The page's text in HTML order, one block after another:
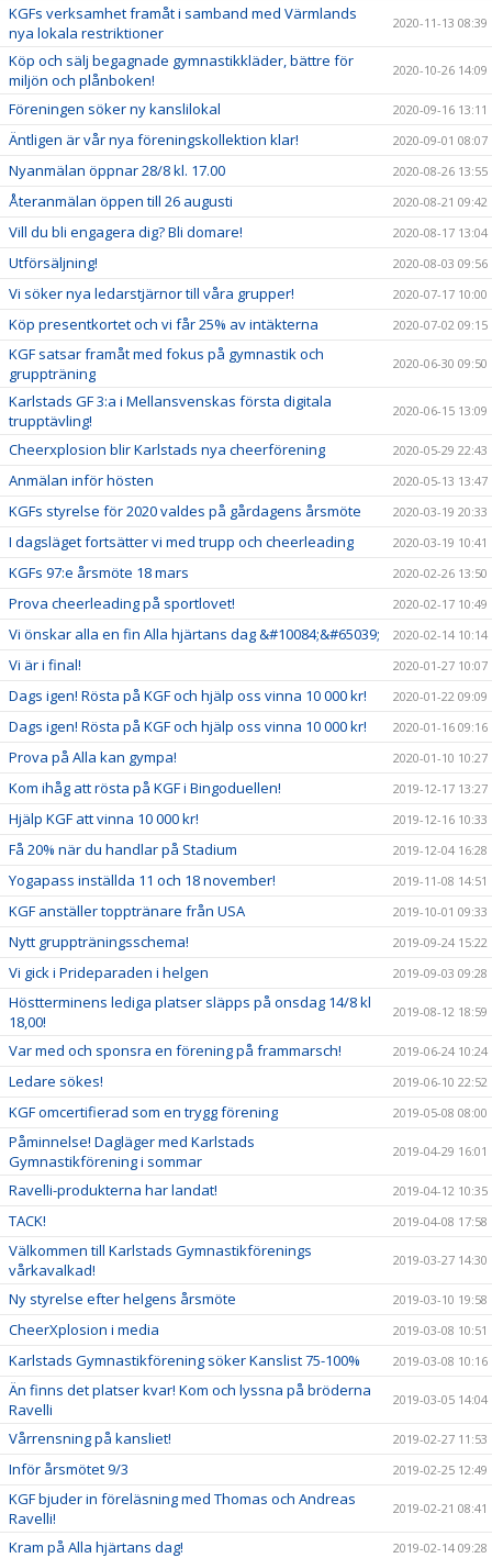
KGFs verksamhet framåt i samband med Värmlands
nya lokala restriktioner
2020-11-13 08:39
Köp och sälj begagnade gymnastikkläder, bättre för
miljön och plånboken!
2020-10-26 14:09
Föreningen söker ny kanslilokal 2020-09-16 13:11
Äntligen är vår nya föreningskollektion klar! 2020-09-01 08:07
Nyanmälan öppnar 28/8 kl. 17.00 2020-08-26 13:55
Återanmälan öppen till 26 augusti 2020-08-21 09:42
Vill du bli engagera dig? Bli domare! 2020-08-17 13:04
Utförsäljning! 2020-08-03 09:56
Vi söker nya ledarstjärnor till våra grupper! 2020-07-17 10:00
Köp presentkortet och vi får 25% av intäkterna 2020-07-02 09:15
KGF satsar framåt med fokus på gymnastik och
gruppträning
2020-06-30 09:50
Karlstads GF 3:a i Mellansvenskas första digitala
trupptävling!
2020-06-15 13:09
Cheerxplosion blir Karlstads nya cheerförening 2020-05-29 22:43
Anmälan inför hösten 2020-05-13 13:47
KGFs styrelse för 2020 valdes på gårdagens årsmöte 2020-03-19 20:33
I dagsläget fortsätter vi med trupp och cheerleading 2020-03-19 10:41
KGFs 97:e årsmöte 18 mars 2020-02-26 13:50
Prova cheerleading på sportlovet! 2020-02-17 10:49
Vi önskar alla en fin Alla hjärtans dag &#10084;&#65039; 2020-02-14 10:14
Vi är i final! 2020-01-27 10:07
Dags igen! Rösta på KGF och hjälp oss vinna 10 000 kr! 2020-01-22 09:09
Dags igen! Rösta på KGF och hjälp oss vinna 10 000 kr! 2020-01-16 09:16
Prova på Alla kan gympa! 2020-01-10 10:27
Kom ihåg att rösta på KGF i Bingoduellen! 2019-12-17 13:27
Hjälp KGF att vinna 10 000 kr! 2019-12-16 10:33
Få 20% när du handlar på Stadium 2019-12-04 16:28
Yogapass inställda 11 och 18 november! 2019-11-08 14:51
KGF anställer topptränare från USA 2019-10-01 09:33
Nytt gruppträningsschema! 2019-09-24 15:22
Vi gick i Prideparaden i helgen 2019-09-03 09:28
Höstterminens lediga platser släpps på onsdag 14/8 kl
18,00!
2019-08-12 18:59
Var med och sponsra en förening på frammarsch! 2019-06-24 10:24
Ledare sökes! 2019-06-10 22:52
KGF omcertifierad som en trygg förening 2019-05-08 08:00
Påminnelse! Dagläger med Karlstads
Gymnastikförening i sommar
2019-04-29 16:01
Ravelli-produkterna har landat! 2019-04-12 10:35
TACK! 2019-04-08 17:58
Välkommen till Karlstads Gymnastikförenings
vårkavalkad!
2019-03-27 14:30
Ny styrelse efter helgens årsmöte 2019-03-10 19:58
CheerXplosion i media 2019-03-08 10:51
Karlstads Gymnastikförening söker Kanslist 75-100% 2019-03-08 10:16
Än finns det platser kvar! Kom och lyssna på bröderna
Ravelli
2019-03-05 14:04
Vårrensning på kansliet! 2019-02-27 11:53
Inför årsmötet 9/3 2019-02-25 12:49
KGF bjuder in föreläsning med Thomas och Andreas
Ravelli!
2019-02-21 08:41
Kram på Alla hjärtans dag! 2019-02-14 09:28